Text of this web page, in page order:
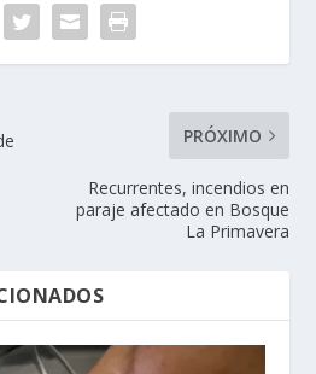
PRÓXIMO
Recurrentes, incendios en
paraje afectado en Bosque
La Primavera